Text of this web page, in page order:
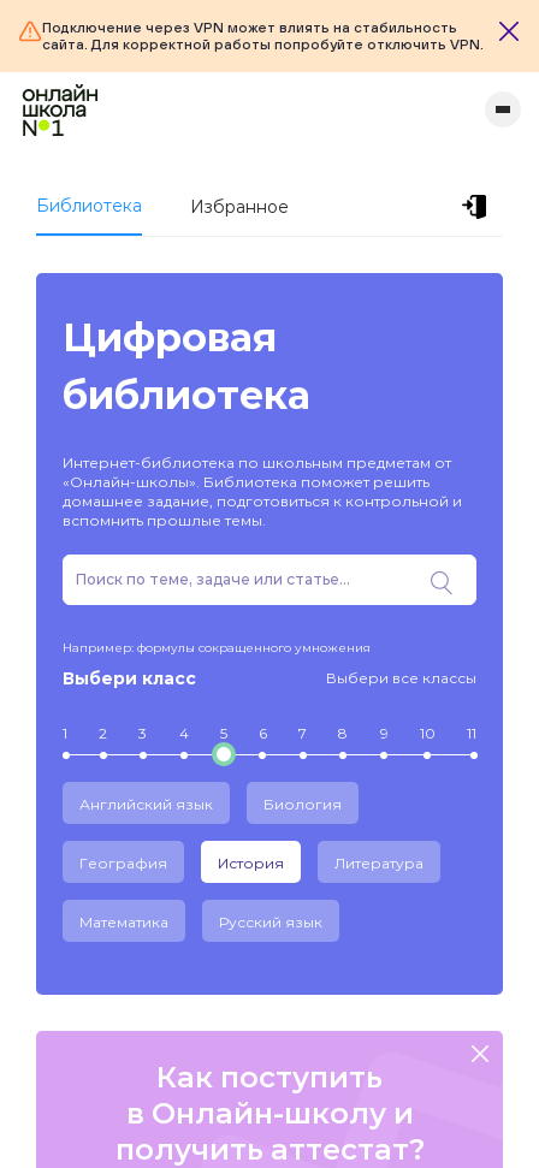
Подключение через VPN может влиять на стабильность
сайта. Для корректной работы попробуйте отключить VPN.
Библиотека Избранное
Цифровая
библиотека
Интернет-библиотека по школьным предметам от
«Онлайн-школы». Библиотека поможет решить
домашнее задание, подготовиться к контрольной и
вспомнить прошлые темы.
Например: формулы сокращенного умножения
Выбери класс Выбери все классы
1 2 3 4 5 6 7 8 9 10 11
Английский язык Биология
География История Литература
Математика Русский язык
Как поступить
в Онлайн-школу и
получить аттестат?